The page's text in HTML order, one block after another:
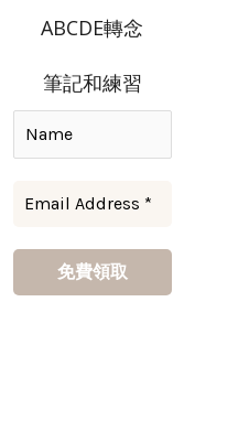
ABCDE轉念
筆記和練習